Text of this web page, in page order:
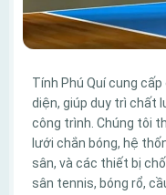
Tính Phú Quí cung
diện, giúp duy trì chất
công trình. Chúng tôi
lưới chắn bóng, hệ
sân, và các thiết bị
sân tennis, bóng rổ,